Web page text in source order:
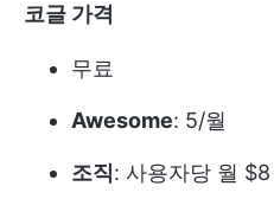
코글 가격
무료
Awesome: 5/월
조직: 사용자당 월 $8